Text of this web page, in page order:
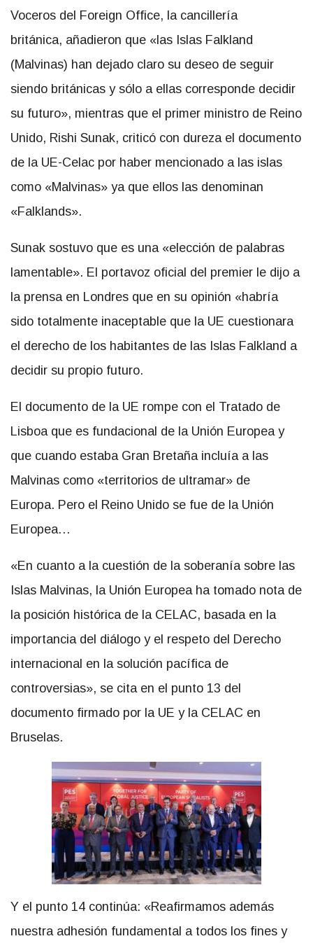
Voceros del Foreign Office, la cancillería
británica, añadieron que «las Islas Falkland
(Malvinas) han dejado claro su deseo de seguir
siendo británicas y sólo a ellas corresponde decidir
su futuro», mientras que el primer ministro de Reino
Unido, Rishi Sunak, criticó con dureza el documento
de la UE-Celac por haber mencionado a las islas
como «Malvinas» ya que ellos las denominan
«Falklands».
Sunak sostuvo que es una «elección de palabras
lamentable». El portavoz oficial del premier le dijo a
la prensa en Londres que en su opinión «habría
sido totalmente inaceptable que la UE cuestionara
el derecho de los habitantes de las Islas Falkland a
decidir su propio futuro.
El documento de la UE rompe con el Tratado de
Lisboa que es fundacional de la Unión Europea y
que cuando estaba Gran Bretaña incluía a las
Malvinas como «territorios de ultramar» de
Europa. Pero el Reino Unido se fue de la Unión
Europea…
«En cuanto a la cuestión de la soberanía sobre las
Islas Malvinas, la Unión Europea ha tomado nota de
la posición histórica de la CELAC, basada en la
importancia del diálogo y el respeto del Derecho
internacional en la solución pacífica de
controversias», se cita en el punto 13 del
documento firmado por la UE y la CELAC en
Bruselas.
Y el punto 14 continúa: «Reafirmamos además
nuestra adhesión fundamental a todos los fines y